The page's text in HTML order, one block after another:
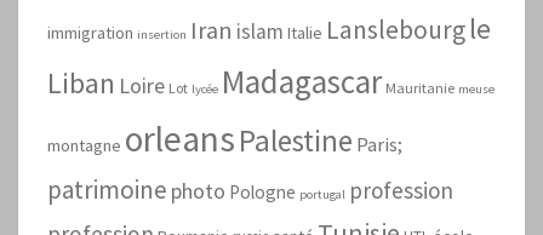
immigration insertion Iran islam Italie Lanslebourgle
Liban Loire Lot lycée Madagascar Mauritanie meuse
montagne orleansPalestine Paris;
patrimoine photo Pologne portugal profession